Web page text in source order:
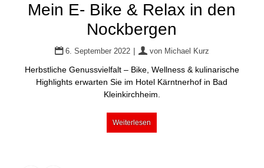
Mein E- Bike & Relax in den
Nockbergen
6. September 2022 | von Michael Kurz
Herbstliche Genussvielfalt – Bike, Wellness & kulinarische
Highlights erwarten Sie im Hotel Kärntnerhof in Bad
Kleinkirchheim.
Weiterlesen